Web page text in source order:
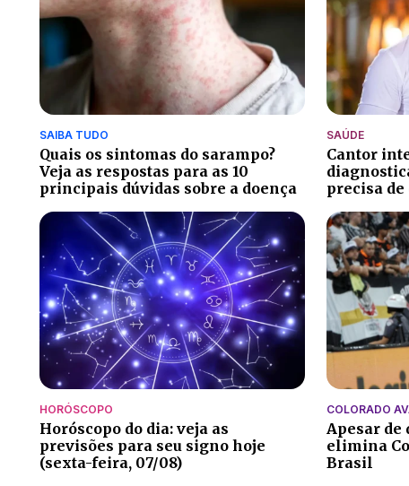
SAIBA TUDO
Quais os sintomas do sarampo?
Veja as respostas para as 10
principais dúvidas sobre a doença
SAÚDE
Cantor
precisa de
HORÓSCOPO
Horóscopo do dia: veja as
previsões para seu signo hoje
(sexta-feira, 07/08)
COLORADO
Apesar
elimina
Brasil